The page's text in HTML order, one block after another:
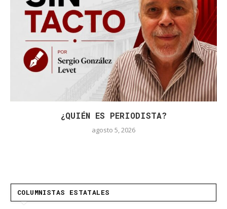
¿QUIÉN ES PERIODISTA?
agosto 5, 2026
COLUMNISTAS ESTATALES